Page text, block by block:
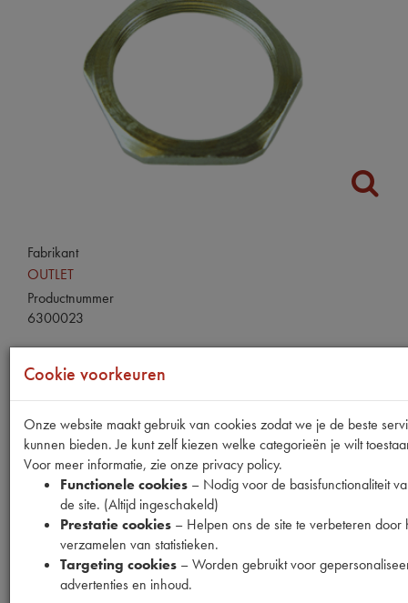
Fabrikant
OUTLET
Productnummer
6300023
€8,41 (€6,95excl. btw
Uw prijs
€5,05 ( €4,17excl. btw)
Bestel
Specificaties Omschrijving
Cookie voorkeuren
Onze website maakt gebruik van cookies zodat we je de beste
kunnen bieden. Je kunt zelf kiezen welke categorieën je wilt
Voor meer informatie, zie onze privacy policy.
Functionele cookies – Nodig voor de basisfunctionaliteit
de site. (Altijd ingeschakeld)
Prestatie cookies – Helpen ons de site te verbeteren door
verzamelen van statistieken.
Targeting cookies – Worden gebruikt voor
advertenties en inhoud.